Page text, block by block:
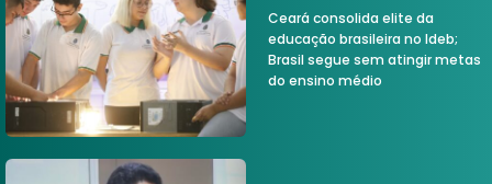
Ceará consolida elite da
educação brasileira no Ideb;
Brasil segue sem atingir metas
do ensino médio